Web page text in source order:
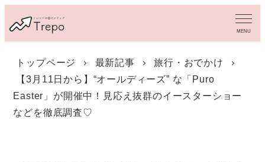
イ
MENU
トップページ 最新記事
旅行・おでかけ
【3月11日から】“オールディーズ” な「Puro
Easter」が開催中！見応え抜群のイースターショー
などを徹底調査♡